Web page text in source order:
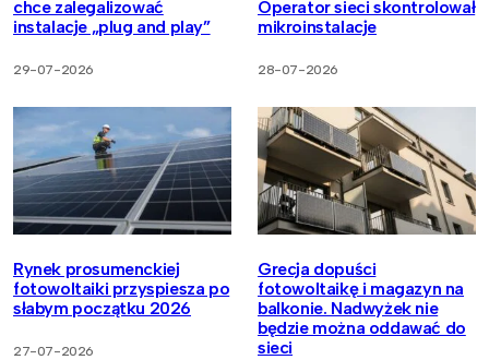
chce zalegalizować
instalacje „plug and play”
29-07-2026
Operator sieci skontrolował
mikroinstalacje
28-07-2026
Rynek prosumenckiej
fotowoltaiki przyspiesza po
słabym początku 2026
27-07-2026
Grecja dopuści
fotowoltaikę i magazyn na
balkonie. Nadwyżek nie
będzie można oddawać do
sieci